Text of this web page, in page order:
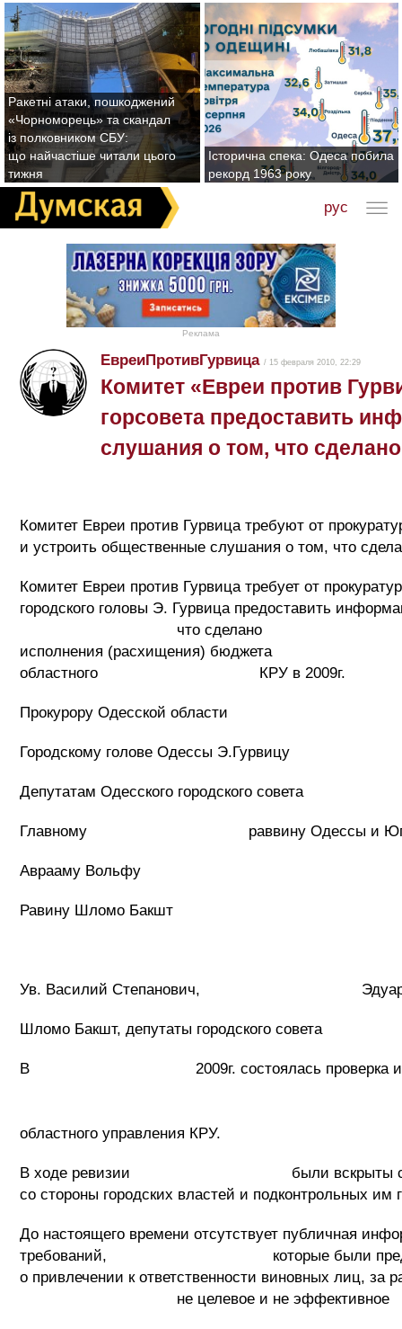
Ракетні атаки, пошкоджений
«Чорноморець» та скандал
із полковником СБУ:
що найчастіше читали цього
тижня
Історична спека: Одеса побила
рекорд 1963 року
рус
Реклама
ЕвреиПротивГурвица / 15 февраля 2010, 22:29
Комитет «Евреи против
горсовета предоставить
слушания о том, что
Комитет Евреи против Гурвица требуют от
и устроить общественные слушания о том, что
Комитет Евреи против Гурвица требует
городского головы Э. Гурвица предоставить
что сделано ими и городскими
исполнения (расхищения) бюджета
областного КРУ в 2009г.
Прокурору Одесской области
Городскому голове Одессы Э.Гурвицу
Депутатам Одесского городского совета
Главному раввину Одессы и Юга
Аврааму Вольфу
Равину Шломо Бакшт
Ув. Василий Степанович,
Шломо Бакшт, депутаты городского совета
В 2009г. состоялась проверка
областного управления КРУ.
В ходе ревизии были вскрыты
со стороны городских властей и подконтрольных им
До настоящего времени отсутствует
требований, которые были предъявлены
о привлечении к ответственности виновных лиц, за
не целевое и не